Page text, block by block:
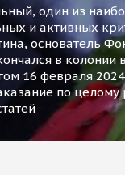
один из
и активных
основатель
в колонии
16 февраля
по целому